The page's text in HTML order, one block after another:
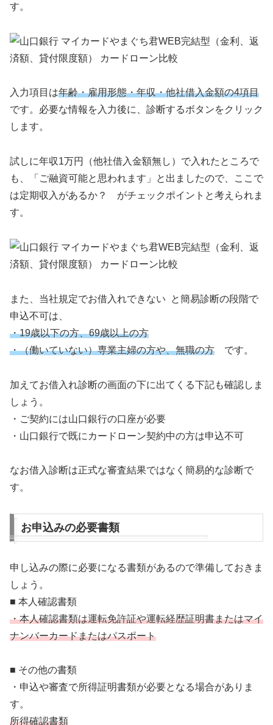
す。
入力項目は年齢・雇用形態・年収・他社借入金額の4項目
です。必要な情報を入力後に、診断するボタンをクリック
します。
試しに年収1万円（他社借入金額無し）で入れたところで
も、「ご融資可能と思われます」と出ましたので、ここで
は定期収入があるか？ がチェックポイントと考えられま
す。
また、当社規定でお借入れできない と簡易診断の段階で
申込不可は、
・19歳以下の方、69歳以上の方
・（働いていない）専業主婦の方や、無職の方 です。
加えてお借入れ診断の画面の下に出てくる下記も確認しま
しょう。
・ご契約には山口銀行の口座が必要
・山口銀行で既にカードローン契約中の方は申込不可
なお借入診断は正式な審査結果ではなく簡易的な診断で
す。
お申込みの必要書類
申し込みの際に必要になる書類があるので準備しておきま
しょう。
■ 本人確認書類
・本人確認書類は運転免許証や運転経歴証明書またはマイ
ナンバーカードまたはパスポート
■ その他の書類
・申込や審査で所得証明書類が必要となる場合がありま
す。
所得確認書類